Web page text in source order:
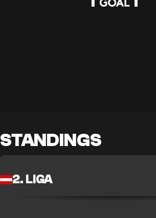
STANDINGS
2. LIGA